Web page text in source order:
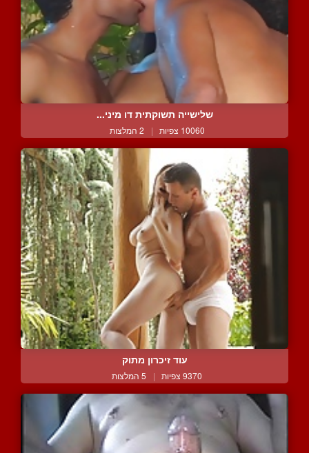
שלישייה תשוקתית דו מיני...
10060 צפיות | 2 המלצות
עוד זיכרון מתוק
9370 צפיות | 5 המלצות